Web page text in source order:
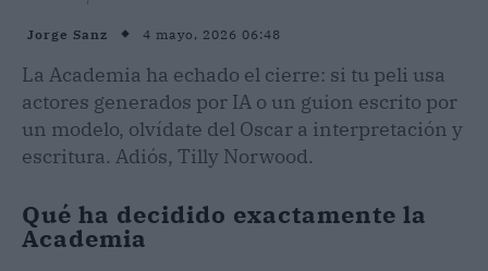
Jorge Sanz 4 mayo, 2026 06:48
La Academia ha echado el cierre: si tu peli usa
actores generados por IA o un guion escrito por
un modelo, olvídate del Oscar a interpretación y
escritura. Adiós, Tilly Norwood.
Qué ha decidido exactamente la
Academia